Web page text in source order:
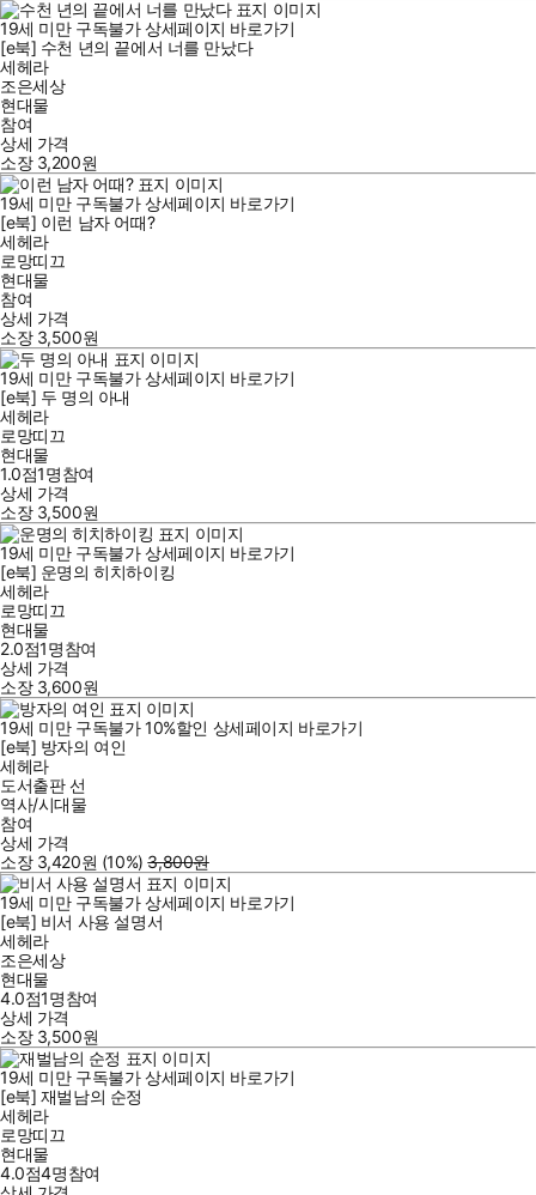
19세 미만 구독불가 상세페이지 바로가기
[e북] 수천 년의 끝에서 너를 만났다
세헤라
조은세상
현대물
참여
상세 가격
소장 3,200원
19세 미만 구독불가 상세페이지 바로가기
[e북] 이런 남자 어때?
세헤라
로망띠끄
현대물
참여
상세 가격
소장 3,500원
19세 미만 구독불가 상세페이지 바로가기
[e북] 두 명의 아내
세헤라
로망띠끄
현대물
1.0점1명참여
상세 가격
소장 3,500원
19세 미만 구독불가 상세페이지 바로가기
[e북] 운명의 히치하이킹
세헤라
로망띠끄
현대물
2.0점1명참여
상세 가격
소장 3,600원
19세 미만 구독불가 10%할인 상세페이지 바로가기
[e북] 방자의 여인
세헤라
도서출판 선
역사/시대물
참여
상세 가격
소장 3,420원 (10%) 3,800원
19세 미만 구독불가 상세페이지 바로가기
[e북] 비서 사용 설명서
세헤라
조은세상
현대물
4.0점1명참여
상세 가격
소장 3,500원
19세 미만 구독불가 상세페이지 바로가기
[e북] 재벌남의 순정
세헤라
로망띠끄
현대물
4.0점4명참여